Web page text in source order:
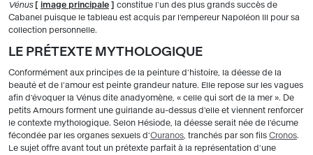
Vénus [ image principale ] constitue l'un des plus grands succès de
Cabanel puisque le tableau est acquis par l'empereur Napoléon III pour sa
collection personnelle.
LE PRÉTEXTE MYTHOLOGIQUE
Conformément aux principes de la peinture d'histoire, la déesse de la
beauté et de l'amour est peinte grandeur nature. Elle repose sur les vagues
afin d'évoquer la Vénus dite anadyomène, « celle qui sort de la mer ». De
petits Amours forment une guirlande au-dessus d'elle et viennent renforcer
le contexte mythologique. Selon Hésiode, la déesse serait née de l'écume
fécondée par les organes sexuels d'Ouranos , tranchés par son fils Cronos.
Le sujet offre avant tout un prétexte parfait à la représentation d'une